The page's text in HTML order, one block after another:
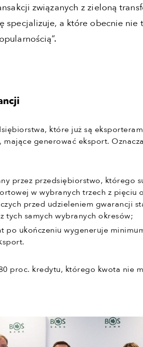
związanych z zieloną
specjalizuje, a które obecnie nie
które już są
generować eksport.
przez przedsiębiorstwo, którego
w wybranych trzech z pięciu
przed udzieleniem gwarancji
tych samych wybranych okresów;
po ukończeniu wygeneruje
proc. kredytu, którego kwota nie